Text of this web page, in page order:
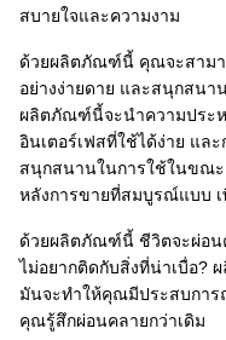
สบายใจและความงาม
ด้วยผลิตภัณฑ์นี้ คุณจะสามา
อย่างง่ายดาย และสนุกสนา
ผลิตภัณฑ์นี้จะนําความประ
อินเตอร์เฟสที่ใช้ได้ง่าย แล
สนุกสนานในการใช้ในขณ
หลังการขายที่สมบูรณ์แบบ
ด้วยผลิตภัณฑ์นี้ ชีวิตจะผ่อน
ไม่อยากติดกับสิ่งที่น่าเบื่อ?
มันจะทําให้คุณมีประสบการ
คุณรู้สึกผ่อนคลายกว่าเดิม